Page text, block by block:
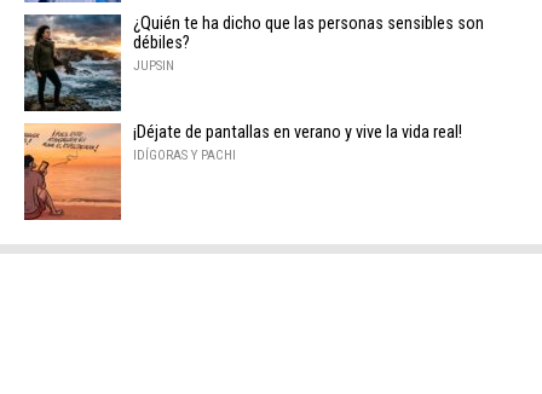
¿Quién te ha dicho que las personas sensibles son
débiles?
JUPSIN
¡Déjate de pantallas en verano y vive la vida real!
IDÍGORAS Y PACHI